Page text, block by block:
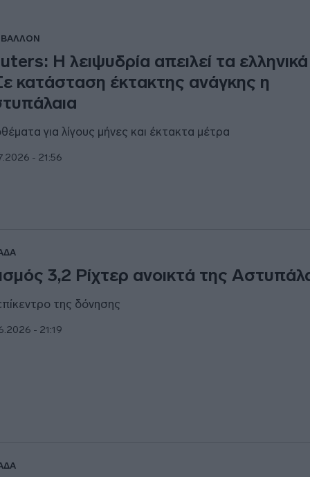
Η λειψυδρία απειλεί τα
κατάσταση έκτακτης ανάγκης η
για λίγους μήνες και έκτακτα μέτρα
- 21:56
3,2 Ρίχτερ ανοικτά της
της δόνησης
- 21:19